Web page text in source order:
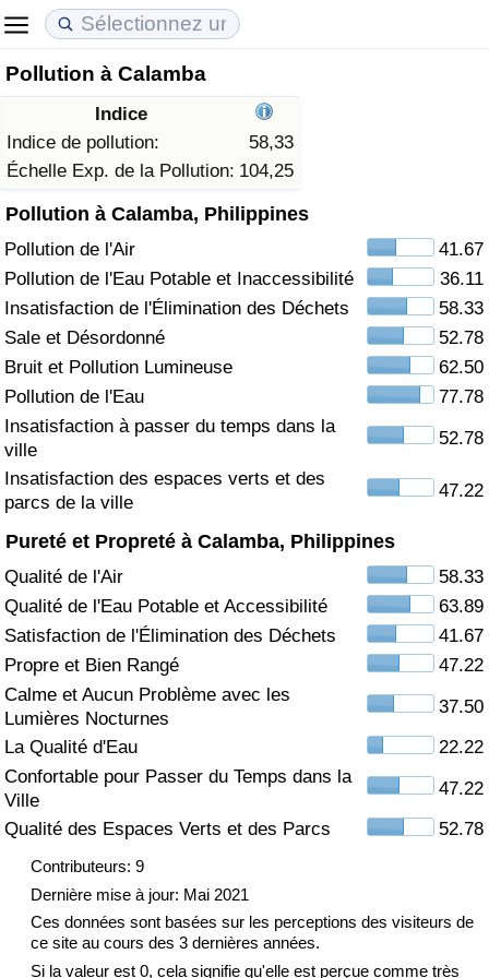
Pollution à Calamba
Indice
Indice de pollution:
58,33
Échelle Exp. de la Pollution: 104,25
Pollution à Calamba, Philippines
Pollution de l'Air
41.67
Pollution de l'Eau Potable et Inaccessibilité
36.11
Insatisfaction de l'Élimination des Déchets
58.33
Sale et Désordonné
52.78
Bruit et Pollution Lumineuse
62.50
Pollution de l'Eau
77.78
Insatisfaction à passer du temps dans la
ville
52.78
Insatisfaction des espaces verts et des
parcs de la ville
47.22
Pureté et Propreté à Calamba, Philippines
Qualité de l'Air
58.33
Qualité de l'Eau Potable et Accessibilité
63.89
Satisfaction de l'Élimination des Déchets
41.67
Propre et Bien Rangé
47.22
Calme et Aucun Problème avec les
Lumières Nocturnes
37.50
La Qualité d'Eau
22.22
Confortable pour Passer du Temps dans la
Ville
47.22
Qualité des Espaces Verts et des Parcs
52.78
Contributeurs: 9
Dernière mise à jour: Mai 2021
Ces données sont basées sur les perceptions des visiteurs de
ce site au cours des 3 dernières années.
Si la valeur est 0, cela signifie qu'elle est perçue comme très
Coût de la vie
Indice du Coût de la Vie (Actuel)
Indice du Coût de la Vie
Indice du coût de la vie par pays
à Akaba
Prix de l'immobilier
Indice des Prix de l'immobilier (Actuel)
Indice des Prix de l'immobilier
Indice des Prix de l'immobilier par Pays
Qualité de Vie
Indice de Qualité de Vie
Indice de Qualité de Vie (Actuel)
Indice de qualité de vie par pays
Criminalité
Indice de Criminalité (Actuel)
Indice de Criminalité
Indice de criminalité par pays
Soins de santé
Indice des soins de santé (Actuel)
Indice des soins de santé
Indice des soins de santé par Pays
Pollution
Indice de Pollution (Actuel)
Indice de pollution
Indice de Pollution par Pays
Trafic